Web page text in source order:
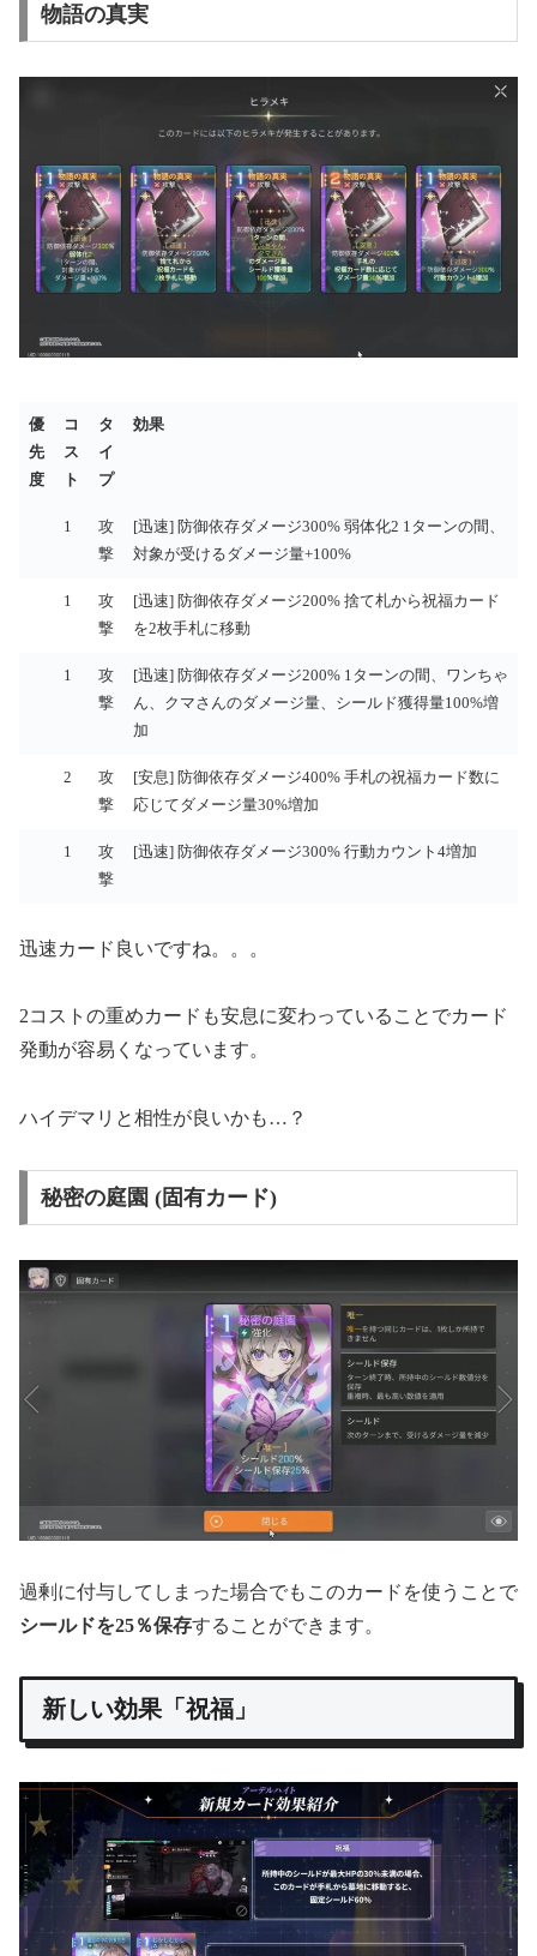
物語の真実
優
先
度
コ
ス
ト
タ
イ
プ
効果
タ
イ
効果
1
攻
撃
[迅速] 防御依存ダメージ300% 弱体化2 1ターンの間、
対象が受けるダメージ量+100%
1
攻
撃
[迅速] 防御依存ダメージ200% 捨て札から祝福カード
を2枚手札に移動
1
攻
撃
[迅速] 防御依存ダメージ200% 1ターンの間、ワンちゃ
ん、クマさんのダメージ量、シールド獲得量100%増
加
2
攻
撃
[安息] 防御依存ダメージ400% 手札の祝福カード数に
応じてダメージ量30%増加
1
攻
撃
[迅速] 防御依存ダメージ300% 行動カウント4増加
迅速カード良いですね。。。
2コストの重めカードも安息に変わっていることでカード
発動が容易くなっています。
ハイデマリと相性が良いかも…？
秘密の庭園 (固有カード)
過剰に付与してしまった場合でもこのカードを使うことで
シールドを25％保存することができます。
新しい効果「祝福」